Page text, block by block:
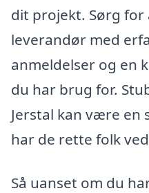
dit projekt. Sørg
leverandør med
anmeldelser og en
du har brug for.
Jerstal kan være en
har de rette folk
Så uanset om du